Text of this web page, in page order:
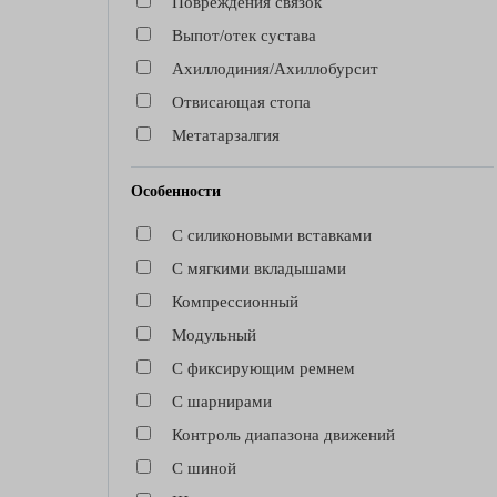
Выпот/отек сустава
Ахиллодиния/Ахиллобурсит
Отвисающая стопа
Метатарзалгия
Особенности
С силиконовыми вставками
С мягкими вкладышами
Компрессионный
Модульный
С фиксирующим ремнем
С шарнирами
Контроль диапазона движений
C шиной